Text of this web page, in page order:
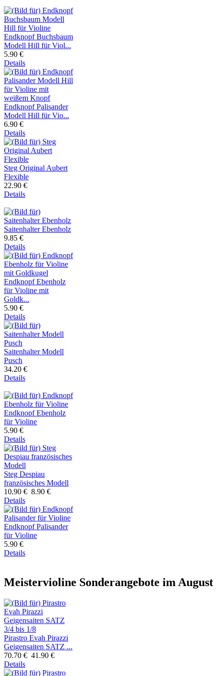
Endknopf Buchsbaum
Modell Hill für Viol...
5.90 €
Details
Endknopf Palisander
Modell Hill für Vio...
6.90 €
Details
Steg Original Aubert
Flexible
22.90 €
Details
Saitenhalter Ebenholz
9.85 €
Details
Endknopf Ebenholz
für Violine mit
Goldk...
5.90 €
Details
Saitenhalter Modell
Pusch
34.20 €
Details
Endknopf Ebenholz
für Violine
5.90 €
Details
Steg Despiau
französisches Modell
10.90 € 8.90 €
Details
Endknopf Palisander
für Violine
5.90 €
Details
Meistervioline Sonderangebote im August
Pirastro Evah Pirazzi
Geigensaiten SATZ ...
70.70 € 41.90 €
Details